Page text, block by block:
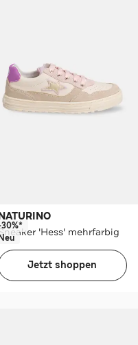
'Hess' mehrfarbig
Neu
Jetzt shoppen